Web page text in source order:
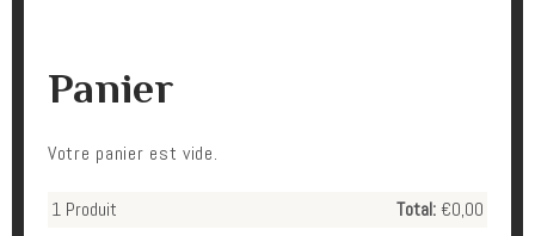
Panier
Votre panier est vide.
1 Produit Total: €0,00